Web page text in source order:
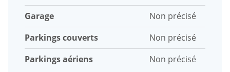
Garage
Non précisé
Parkings couverts
Non précisé
Parkings aériens
Non précisé